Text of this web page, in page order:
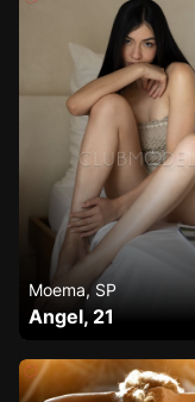
Moema, SP
Angel, 21